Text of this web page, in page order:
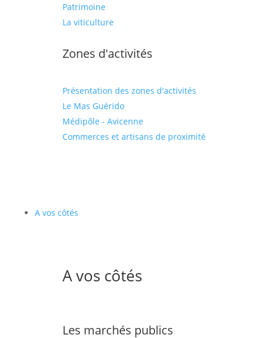
Patrimoine
La viticulture
Zones d'activités
Présentation des zones d'activités
Le Mas Guérido
Médipôle - Avicenne
Commerces et artisans de proximité
A vos côtés
A vos côtés
Les marchés publics